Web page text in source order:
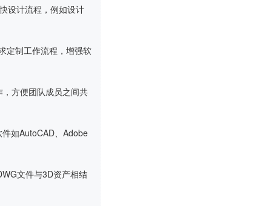
设计流程，例如设计
定制工作流程，增强软
方便团队成员之间共
如AutoCAD、Adobe
文件与3D资产相结